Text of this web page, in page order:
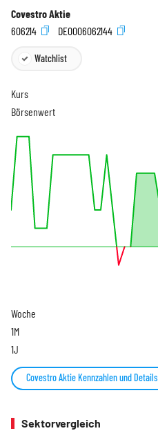
Covestro Aktie
606214
DE0006062144
Watchlist
Kurs
Börsenwert
Woche
1M
1J
Covestro Aktie Kennzahlen und Details
Sektorvergleich